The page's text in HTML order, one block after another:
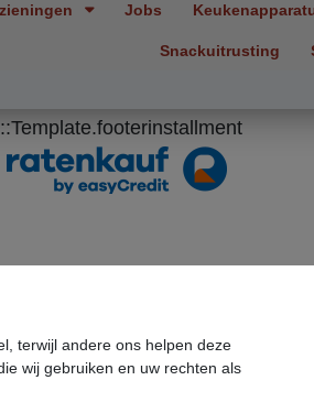
Jobs
Snackuitrusting
terwijl andere ons helpen deze
wij gebruiken en uw rechten als